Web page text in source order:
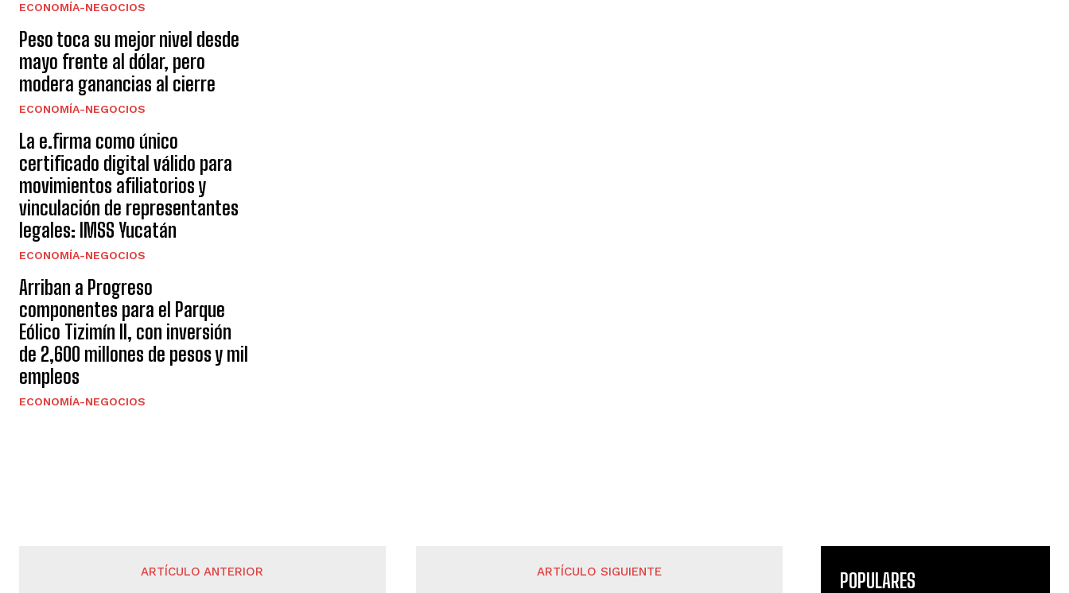
ECONOMÍA-NEGOCIOS
Peso toca su mejor nivel desde
mayo frente al dólar, pero
modera ganancias al cierre
ECONOMÍA-NEGOCIOS
La e.firma como único
certificado digital válido para
movimientos afiliatorios y
vinculación de representantes
legales: IMSS Yucatán
ECONOMÍA-NEGOCIOS
Arriban a Progreso
componentes para el Parque
Eólico Tizimín II, con inversión
de 2,600 millones de pesos y mil
empleos
ECONOMÍA-NEGOCIOS
ARTÍCULO ANTERIOR ARTÍCULO SIGUIENTE POPULARES